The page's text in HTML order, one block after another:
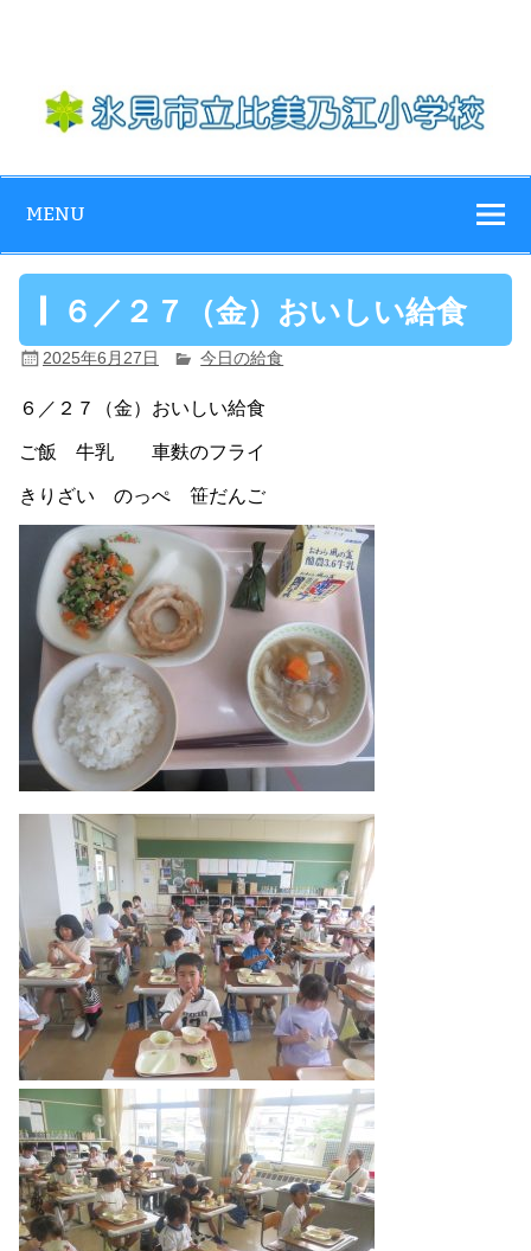
content
江小学校
MENU
６／２７（金）おいしい給食
2025年6月27日 今日の給食
６／２７（金）おいしい給食
ご飯 牛乳 車麩のフライ
きりざい のっぺ 笹だんご